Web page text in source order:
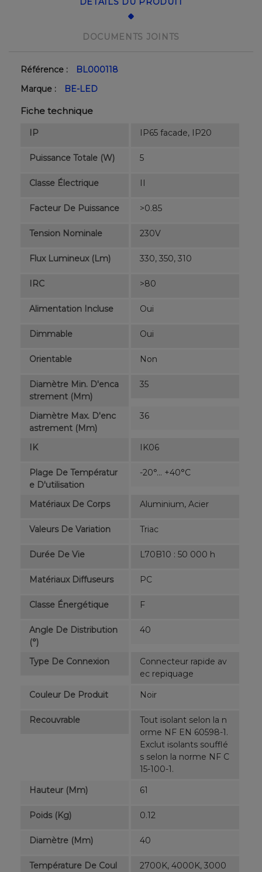
DOCUMENTS JOINTS
Référence :
BL000118
Marque :
BE-LED
Fiche technique
IP IP65 facade, IP20
Puissance Totale (W) 5
Classe Électrique II
Facteur De Puissance >0.85
Tension Nominale 230V
Flux Lumineux (lm) 330, 350, 310
IRC >80
Alimentation Incluse Oui
Dimmable Oui
Orientable Non
Diamètre Min. D'enca
Strement (mm)
35
Diamètre Max. D'enc
Astrement (mm)
36
IK IK06
Plage De Températur
E D'utilisation
-20°... +40°C
Matériaux De Corps Aluminium, Acier
Valeurs De Variation Triac
Durée De Vie L70B10 : 50 000 h
Matériaux Diffuseurs PC
Classe Énergétique F
Angle De Distribution
(°)
40
Type De Connexion
Connecteur rapide av
ec repiquage
Couleur De Produit
Noir
Recouvrable
Tout isolant selon la n
orme NF EN 60598-1.
Exclut isolants soufflé
s selon la norme NF C
15-100-1.
Hauteur (mm)
61
Poids (kg) 0.12
Diamètre (mm) 40
Température De Coul
2700K, 4000K, 3000